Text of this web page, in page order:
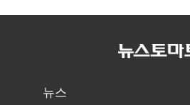
ESS 시장 공략
전성시대
뉴스